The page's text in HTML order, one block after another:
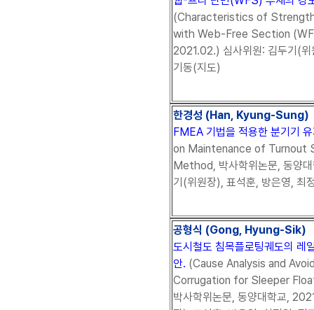
(Characteristics of
with Web-Free Section
2021.02.) 심사위원: 김두기(위
기동(지도)
한경성 (Han, Kyung-Sung)
FMEA 기법을 적용한 분기기
on Maintenance of Turnout
Method, 박사학위논문, 동양
기(위원장), 표석훈, 방은영, 최
공형식 (Gong, Hyung-Sik)
도시철도 침목플로팅궤도의 레
안. (Cause Analysis and
Corrugation for Sleeper
박사학위논문, 동양대학교,